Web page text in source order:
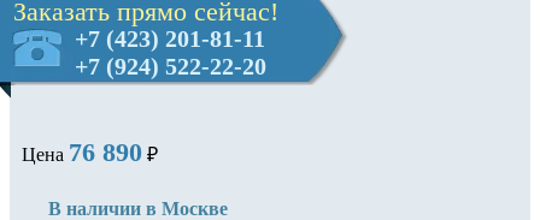
Заказать прямо сейчас!
+7 (423) 201-81-11
+7 (924) 522-22-20
Цена 76 890 ₽
В наличии в Москве